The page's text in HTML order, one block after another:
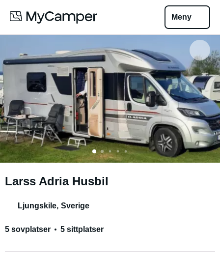
Meny
Larss Adria Husbil
Ljungskile, Sverige
5 sovplatser 5 sittplatser